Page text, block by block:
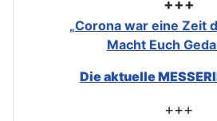
+++
„Corona war eine Zeit
Macht Euch
Die aktuelle
+++